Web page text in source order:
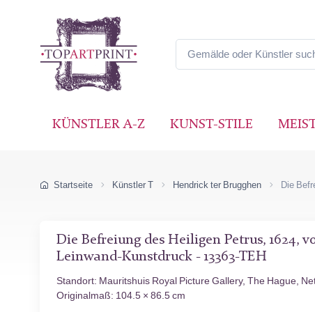
KÜNSTLER A-Z KUNST-STILE
Startseite Künstler T Hendrick ter Brugghen Die
Die Befreiung des Heiligen Petrus, 1624,
Leinwand-Kunstdruck - 13363-TEH
Standort: Mauritshuis Royal Picture Gallery, The Hague,
Originalmaß: 104.5 × 86.5 cm